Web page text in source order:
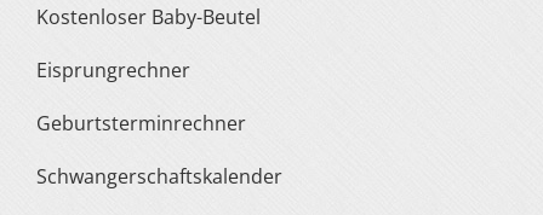
Kostenloser Baby-Beutel
Eisprungrechner
Geburtsterminrechner
Schwangerschaftskalender